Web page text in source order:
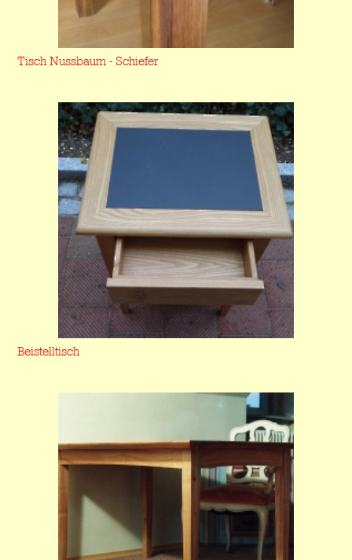
Tisch Nussbaum - Schiefer
Beistelltisch